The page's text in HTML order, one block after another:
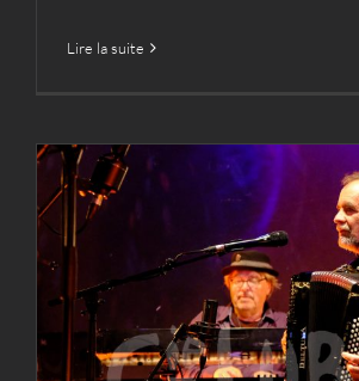
Lire la suite
Uzestival de
2023 –
Actualités Archives Photos Photos